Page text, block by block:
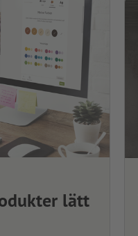
lätt